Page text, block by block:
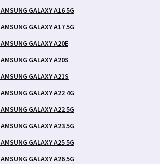
GALAXY A16 5G
GALAXY A17 5G
GALAXY A20E
GALAXY A20S
GALAXY A21S
GALAXY A22 4G
GALAXY A22 5G
GALAXY A23 5G
GALAXY A25 5G
GALAXY A26 5G